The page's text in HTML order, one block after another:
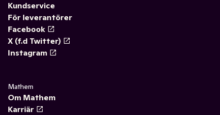
Kundservice
För leverantörer
Facebook
X (f.d Twitter)
Instagram
Mathem
Om Mathem
Karriär